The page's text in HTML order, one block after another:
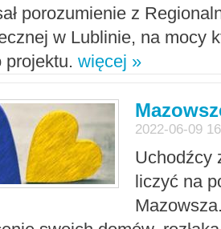
porozumienie z
w Lublinie, na mocy
projektu. więcej »
2022-06-09
Uchodźcy
liczyć na